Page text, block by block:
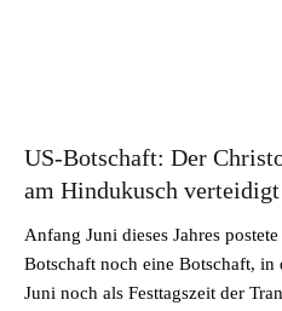
US-Botschaft: Der
am Hindukusch verteidigt
Anfang Juni dieses Jahres
Botschaft noch eine Botschaft, in
Juni noch als Festtagszeit der